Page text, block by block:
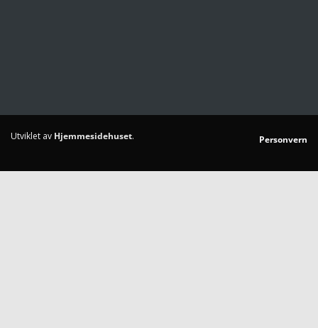
Utviklet av Hjemmesidehuset. Personvern